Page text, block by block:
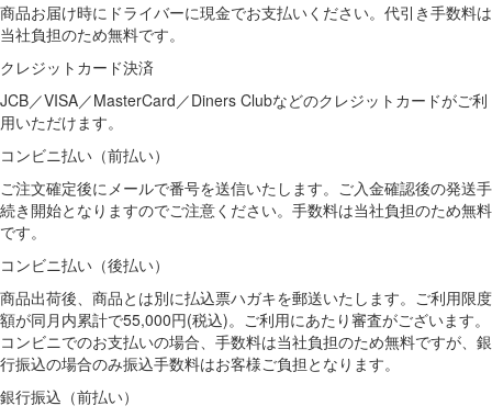
商品お届け時にドライバーに現金でお支払いください。代引き手数料は
当社負担のため無料です。
クレジットカード決済
JCB／VISA／MasterCard／Diners Clubなどのクレジットカードがご利
用いただけます。
コンビニ払い（前払い）
ご注文確定後にメールで番号を送信いたします。ご入金確認後の発送手
続き開始となりますのでご注意ください。手数料は当社負担のため無料
です。
コンビニ払い（後払い）
商品出荷後、商品とは別に払込票ハガキを郵送いたします。ご利用限度
額が同月内累計で55,000円(税込)。ご利用にあたり審査がございます。
コンビニでのお支払いの場合、手数料は当社負担のため無料ですが、銀
行振込の場合のみ振込手数料はお客様ご負担となります。
銀行振込（前払い）